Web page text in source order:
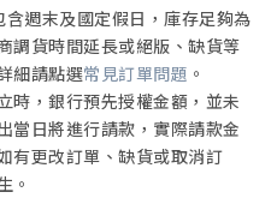
週末及國定假日，庫存足夠為
調貨時間延長或絕版、缺貨等
細請點選常見訂單問題 。
時，銀行預先授權金額，並未
當日將進行請款，實際請款金
有更改訂單、缺貨或取消訂
。